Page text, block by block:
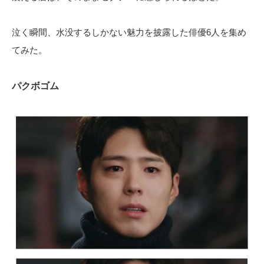
泣く瞬間、水没するしかない魅力を披露した俳優6人を集め
てみた。
パクボゴム